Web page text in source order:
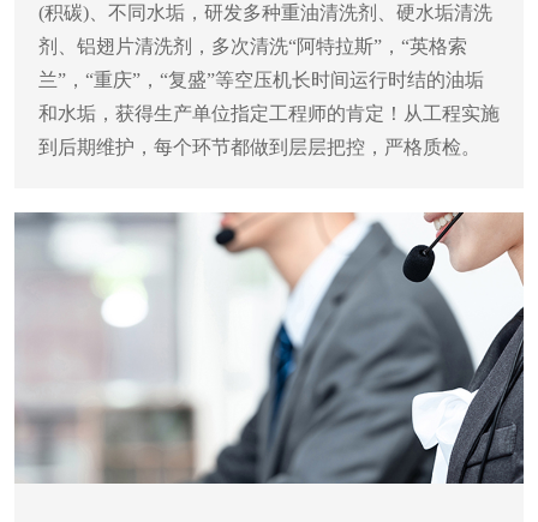
(积碳)、不同水垢，研发多种重油清洗剂、硬水垢清洗
剂、铝翅片清洗剂，多次清洗“阿特拉斯”，“英格索
兰”，“重庆”，“复盛”等空压机长时间运行时结的油垢
和水垢，获得生产单位指定工程师的肯定！从工程实施
到后期维护，每个环节都做到层层把控，严格质检。